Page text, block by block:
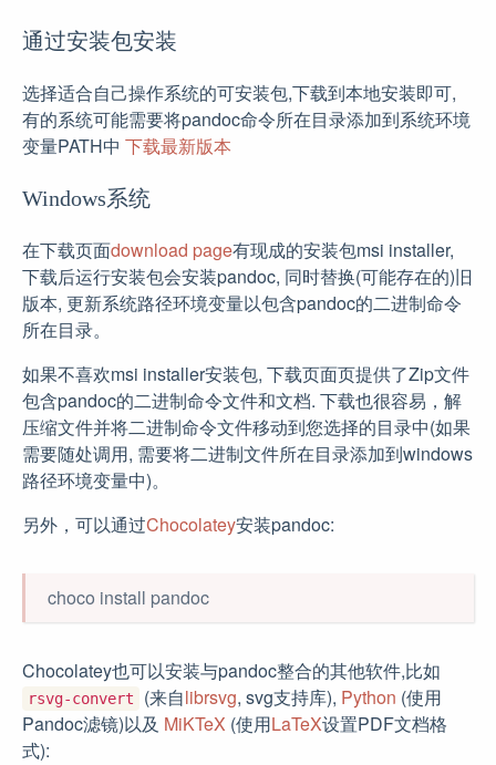
通过安装包安装
选择适合自己操作系统的可安装包,下载到本地安装即可,
有的系统可能需要将pandoc命令所在目录添加到系统环境
变量PATH中 下载最新版本
Windows系统
在下载页面download page有现成的安装包msi installer,
下载后运行安装包会安装pandoc, 同时替换(可能存在的)旧
版本, 更新系统路径环境变量以包含pandoc的二进制命令
所在目录。
如果不喜欢msi installer安装包, 下载页面页提供了Zip文件
包含pandoc的二进制命令文件和文档. 下载也很容易，解
压缩文件并将二进制命令文件移动到您选择的目录中(如果
需要随处调用, 需要将二进制文件所在目录添加到windows
路径环境变量中)。
另外，可以通过Chocolatey安装pandoc:
choco install pandoc
Chocolatey也可以安装与pandoc整合的其他软件,比如
rsvg-convert (来自librsvg, svg支持库), Python (使用
Pandoc滤镜)以及 MiKTeX (使用LaTeX设置PDF文档格
式):